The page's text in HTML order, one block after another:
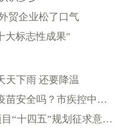
贸企业松了口气
大标志性成果"
天下雨 还要降温
新冠疫苗有必要打吗？新冠疫苗安全吗？市疾控中心答疑
200多个！浙江省重大建设项目“十四五”规划征求意见中